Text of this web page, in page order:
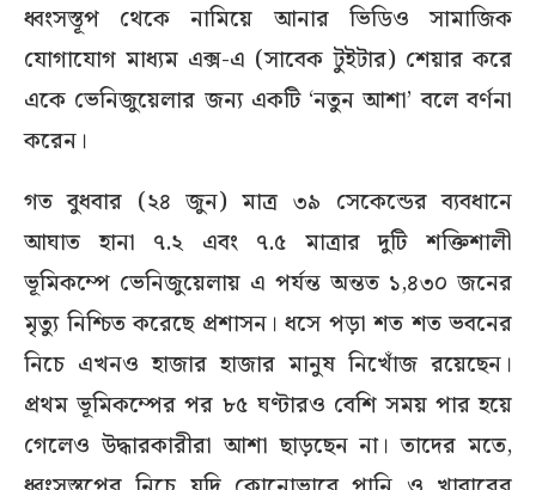
ধ্বংসস্তূপ থেকে নামিয়ে আনার ভিডিও সামাজিক
যোগাযোগ মাধ্যম এক্স-এ (সাবেক টুইটার) শেয়ার করে
একে ভেনিজুয়েলার জন্য একটি ‘নতুন আশা’ বলে বর্ণনা
করেন।
গত বুধবার (২৪ জুন) মাত্র ৩৯ সেকেন্ডের ব্যবধানে
আঘাত হানা ৭.২ এবং ৭.৫ মাত্রার দুটি শক্তিশালী
ভূমিকম্পে ভেনিজুয়েলায় এ পর্যন্ত অন্তত ১,৪৩০ জনের
মৃত্যু নিশ্চিত করেছে প্রশাসন। ধসে পড়া শত শত ভবনের
নিচে এখনও হাজার হাজার মানুষ নিখোঁজ রয়েছেন।
প্রথম ভূমিকম্পের পর ৮৫ ঘণ্টারও বেশি সময় পার হয়ে
গেলেও উদ্ধারকারীরা আশা ছাড়ছেন না। তাদের মতে,